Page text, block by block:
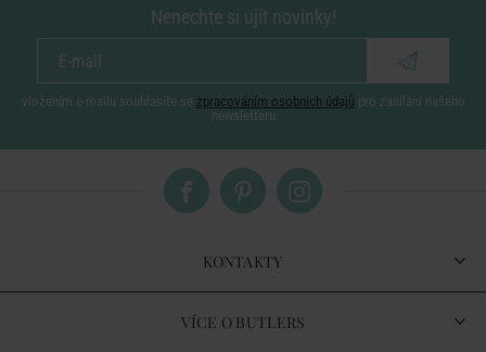
Nenechte si ujít novinky!
vložením e-mailu souhlasíte se zpracováním osobních údajů pro zasílání našeho
newsletteru
KONTAKTY
VÍCE O BUTLERS